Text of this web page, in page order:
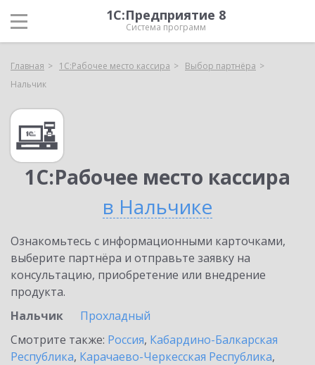
1С:Предприятие 8
Система программ
Главная 1С:Рабочее место кассира
Выбор партнёра
Нальчик
1С:Рабочее место кассира
в Нальчике
Ознакомьтесь с информационными карточками,
выберите партнёра и отправьте заявку на
консультацию, приобретение или внедрение
продукта.
Нальчик
Прохладный
Смотрите также: Россия, Кабардино-Балкарская
Республика, Карачаево-Черкесская Республика,